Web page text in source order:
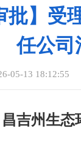
批】
任公司
05-13 18:12:55
昌吉州生态